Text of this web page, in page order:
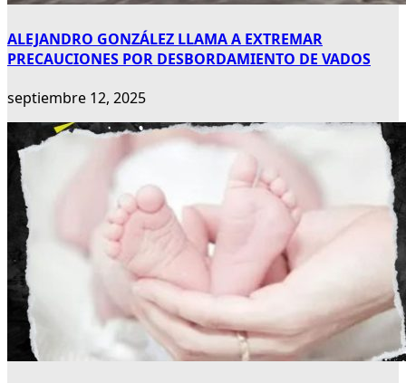
ALEJANDRO GONZÁLEZ LLAMA A EXTREMAR
PRECAUCIONES POR DESBORDAMIENTO DE VADOS
septiembre 12, 2025